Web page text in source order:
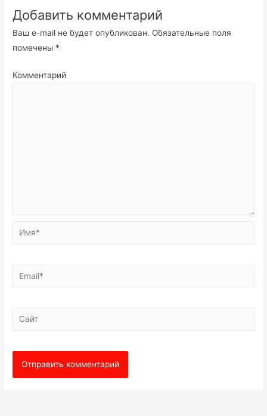
Добавить комментарий
Ваш e-mail не будет опубликован. Обязательные поля
помечены *
Комментарий
Имя*
Email*
Сайт